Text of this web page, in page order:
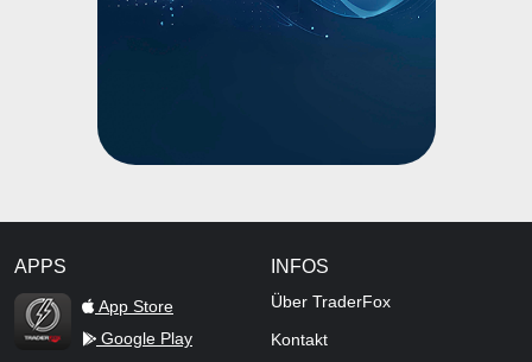
APPS
TraderFox Flash
App Store
Google Play
INFOS
Über TraderFox
Kontakt